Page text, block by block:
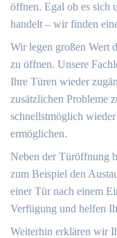
öffnen. Egal ob es sich
handelt ‒ wir finden
Wir legen großen Wert
zu öffnen.​ Unsere
Ihre Türen wieder
zusätzlichen Probleme
schnellstmöglich
ermöglichen.​
Neben der Türöffnung
zum Beispiel den
einer Tür nach einem
Verfügung und helfen
Weiterhin erklären wir